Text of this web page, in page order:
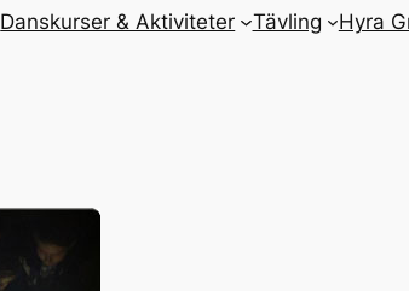
Danskurser & Aktiviteter Tävling Hyra